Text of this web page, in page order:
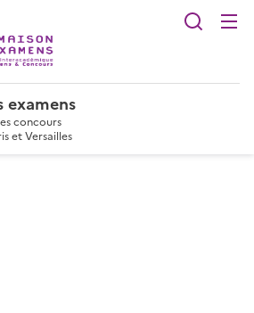
examens
concours
et Versailles